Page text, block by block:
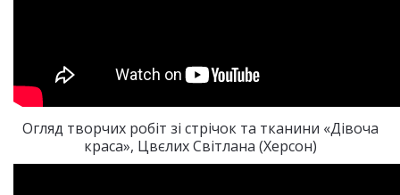
Огляд творчих робіт зі стрічок та тканини «Дівоча
краса», Цвєлих Світлана (Херсон)